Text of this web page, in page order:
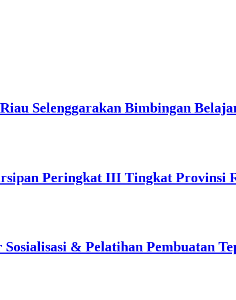
Selenggarakan Bimbingan
Peringkat III Tingkat Provinsi
& Pelatihan Pembuatan